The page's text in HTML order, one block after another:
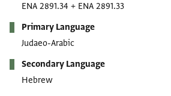
ENA 2891.34 + ENA 2891.33
Primary Language
Judaeo-Arabic
Secondary Language
Hebrew